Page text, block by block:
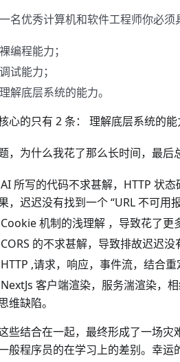
名优秀计算机和软件工程师你必须
裸编程能力；
调试能力；
理解底层系统的能力。
心的只有 2 条： 理解底层系统的能
，为什么我花了那么长时间，最后
所写的代码不求甚解，HTTP 状
，迟迟没有找到一个 “URL 不可用
机制的浅理解 ，导致花了更
的不求甚解，导致排故迟迟没
,请求，响应，事件流，结合
客户端渲染，服务湍渲染，
维缺陷。
些结合在一起，最终形成了一场
般程序员的在学习上的差别。幸